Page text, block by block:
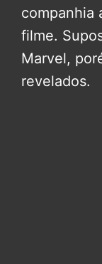
companhia
filme.
Marvel,
revelados.